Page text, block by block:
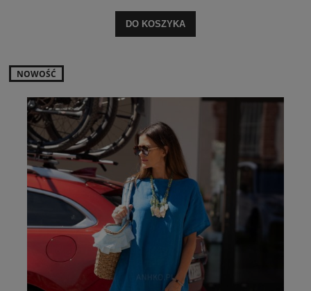
DO KOSZYKA
NOWOŚĆ